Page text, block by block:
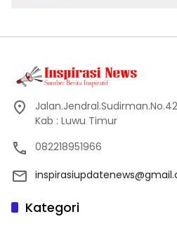
Kab : Luwu Timur
082218951966
Kategori